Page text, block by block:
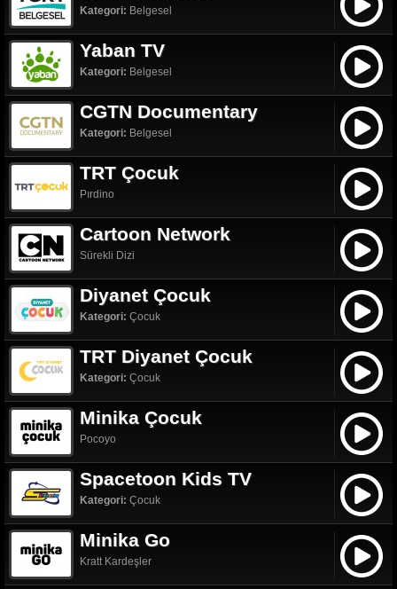
Kategori: Belgesel
Yaban TV
Kategori: Belgesel
CGTN Documentary
Kategori: Belgesel
TRT Çocuk
Pırdino
Cartoon Network
Sürekli Dizi
Diyanet Çocuk
Kategori: Çocuk
TRT Diyanet Çocuk
Kategori: Çocuk
Minika Çocuk
Pocoyo
Spacetoon Kids TV
Kategori: Çocuk
Minika Go
Kratt Kardeşler